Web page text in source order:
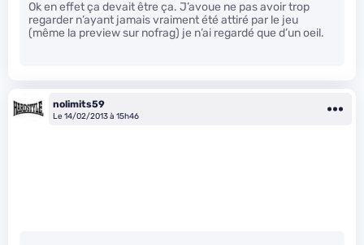
Ok en effet ça devait être ça. J’avoue ne pas avoir trop
regarder n’ayant jamais vraiment été attiré par le jeu
(même la preview sur nofrag) je n’ai regardé que d’un oeil.
nolimits59
Le 14/02/2013 à 15h46